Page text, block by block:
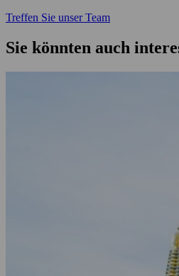
Treffen Sie unser Team
Sie könnten auch